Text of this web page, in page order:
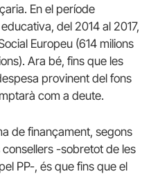
En el període
del 2014 al 2017,
Europeu (614 milions
Ara bé, fins que les
provinent del fons
com a deute.
de finançament, segons
-sobretot de les
PP-, és que fins que el